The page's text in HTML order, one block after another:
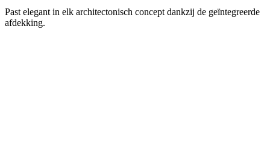
Past elegant in elk architectonisch concept dankzij de geïntegreerde
afdekking.